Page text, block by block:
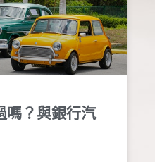
嗎？與銀行汽